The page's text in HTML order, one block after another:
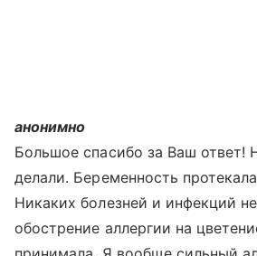
анонимно
Большое спасибо за Ваш ответ!
делали. Беременность
Никаких болезней и инфекций
обострение аллергии на